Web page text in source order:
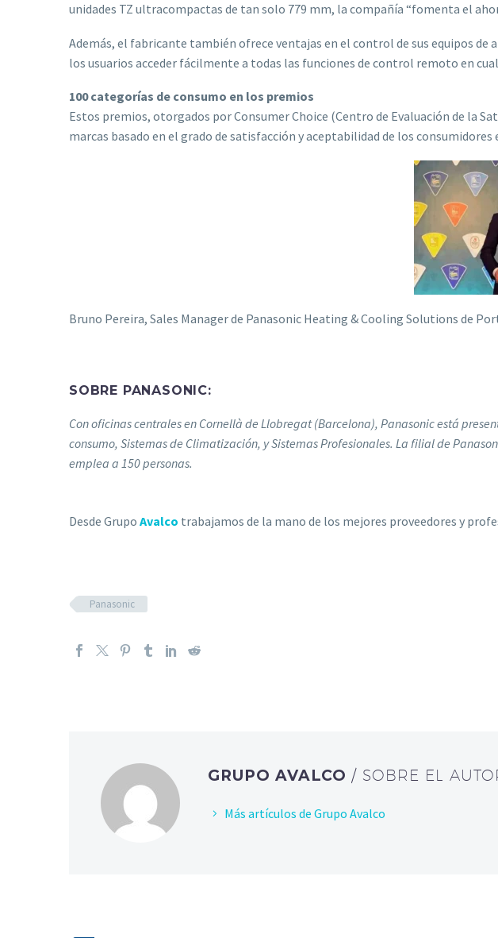
unidades TZ ultracompactas de tan solo 779 mm, la compañía “fomenta el
Además, el fabricante también ofrece ventajas en el control de sus equipos
los usuarios acceder fácilmente a todas las funciones de control remoto en
100 categorías de consumo en los premios
Estos premios, otorgados por Consumer Choice (Centro de Evaluación de la
marcas basado en el grado de satisfacción y aceptabilidad de los
Bruno Pereira, Sales Manager de Panasonic Heating & Cooling Solutions de
SOBRE PANASONIC:
Con oficinas centrales en Cornellà de Llobregat (Barcelona), Panasonic está
consumo, Sistemas de Climatización, y Sistemas Profesionales. La filial de
emplea a 150 personas.
Desde Grupo Avalco trabajamos de la mano de los mejores proveedores y
Panasonic
GRUPO AVALCO / SOBRE EL
Más artículos de Grupo Avalco